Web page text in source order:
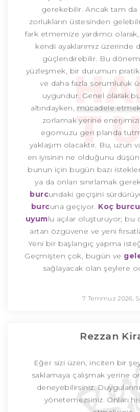
gerekebilir. Ancak tam da
zorlukların üstesinden
fark etmemize yardımcı
kendi ayaklarımız üzerinde
güçlendirebilir. Bu
yüzleşmek, bir durumun
ve daha fazla sorumluluk
uygundur. Genel olarak
altındayken, mücadele
zorlamak yerine
egomuzu geri planda
yaklaşım olacaktır. Bu, uzun
en iyisinin ne olduğunu
bunun için bugün bazı
ya da onları sınırlamak
burcundaki geçişini
burcuna geçiyor. Koç burcu
uyumlu açılar oluşturuyor; bu
artan özgüvene ve yeni
Yeni bir başlangıç yapma
Geçmişten çok, bugün ve
sağlayacak olan şeylere
7 Temmuz 2026,
Rezzan
Eğer sizi üzen, inciten bir
saklamaya çalışmak yerine
deneyebilirsiniz.
yönetemezsiniz. Onları